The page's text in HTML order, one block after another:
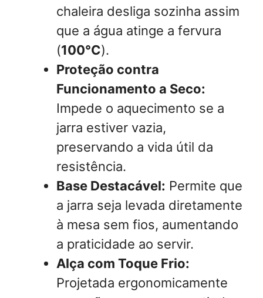
chaleira desliga sozinha assim
que a água atinge a fervura
(100°C).
Proteção contra
Funcionamento a Seco:
Impede o aquecimento se a
jarra estiver vazia,
preservando a vida útil da
resistência.
Base Destacável: Permite que
a jarra seja levada diretamente
à mesa sem fios, aumentando
a praticidade ao servir.
Alça com Toque Frio:
Projetada ergonomicamente